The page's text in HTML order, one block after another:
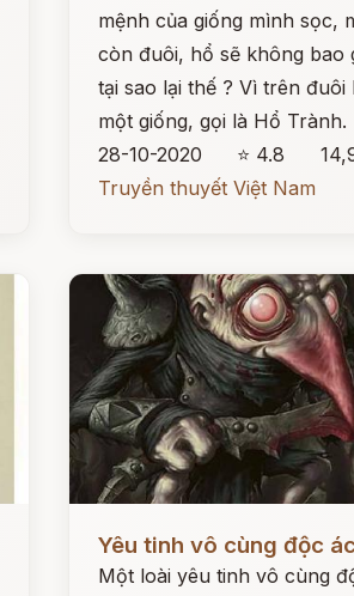
mệnh của giống mình sọc,
còn đuôi, hổ sẽ không bao
tại sao lại thế ? Vì trên
một giống, gọi là Hổ Trành.
28-10-2020
⭐ 4.8
Truyền thuyết Việt Nam
Yêu tinh vô cùng độc
Một loài yêu tinh vô cùng